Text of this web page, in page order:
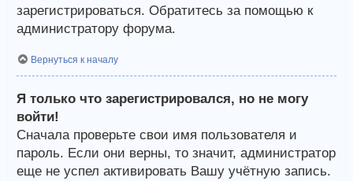
зарегистрироваться. Обратитесь за помощью к
администратору форума.
Вернуться к началу
Я только что зарегистрировался, но не могу
войти!
Сначала проверьте свои имя пользователя и
пароль. Если они верны, то значит, администратор
еще не успел активировать Вашу учётную запись.